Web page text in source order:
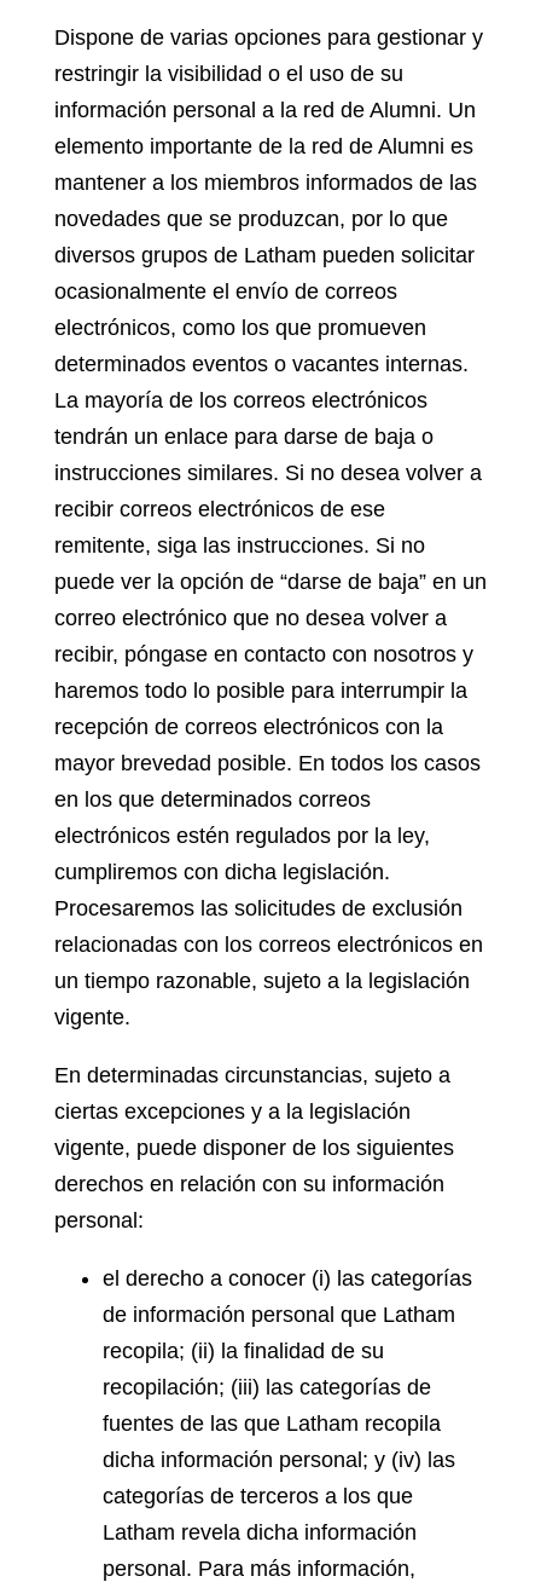
Dispone de varias opciones para gestionar y
restringir la visibilidad o el uso de su
información personal a la red de Alumni. Un
elemento importante de la red de Alumni es
mantener a los miembros informados de las
novedades que se produzcan, por lo que
diversos grupos de Latham pueden solicitar
ocasionalmente el envío de correos
electrónicos, como los que promueven
determinados eventos o vacantes internas.
La mayoría de los correos electrónicos
tendrán un enlace para darse de baja o
instrucciones similares. Si no desea volver a
recibir correos electrónicos de ese
remitente, siga las instrucciones. Si no
puede ver la opción de “darse de baja” en un
correo electrónico que no desea volver a
recibir, póngase en contacto con nosotros y
haremos todo lo posible para interrumpir la
recepción de correos electrónicos con la
mayor brevedad posible. En todos los casos
en los que determinados correos
electrónicos estén regulados por la ley,
cumpliremos con dicha legislación.
Procesaremos las solicitudes de exclusión
relacionadas con los correos electrónicos en
un tiempo razonable, sujeto a la legislación
vigente.
En determinadas circunstancias, sujeto a
ciertas excepciones y a la legislación
vigente, puede disponer de los siguientes
derechos en relación con su información
personal:
el derecho a conocer (i) las categorías
de información personal que Latham
recopila; (ii) la finalidad de su
recopilación; (iii) las categorías de
fuentes de las que Latham recopila
dicha información personal; y (iv) las
categorías de terceros a los que
Latham revela dicha información
personal. Para más información,